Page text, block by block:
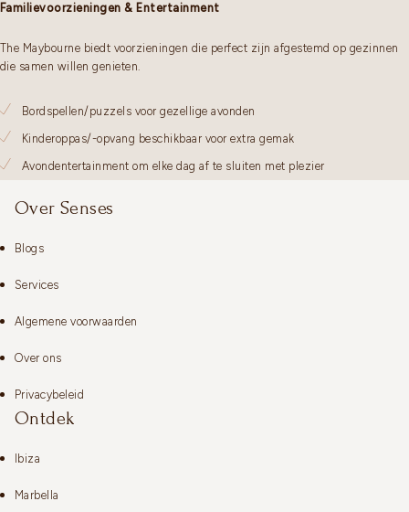
Familievoorzieningen & Entertainment
The Maybourne biedt voorzieningen die perfect zijn afgestemd op gezinnen
die samen willen genieten.
Bordspellen/puzzels voor gezellige avonden
Kinderoppas/-opvang beschikbaar voor extra gemak
Avondentertainment om elke dag af te sluiten met plezier
Over Senses
Blogs
Services
Algemene voorwaarden
Over ons
Privacybeleid
Ontdek
Ibiza
Marbella